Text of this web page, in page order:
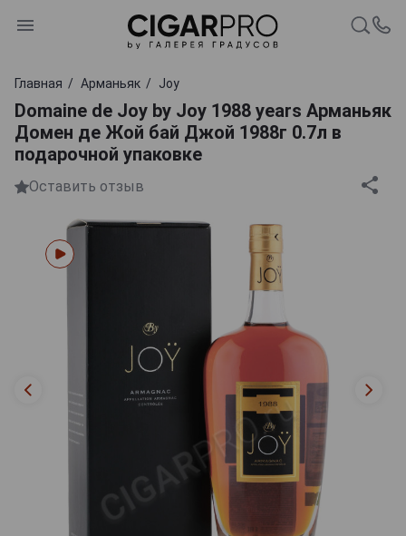
Главная Арманьяк Joy
Domaine de Joy by Joy 1988 years Арманьяк
Домен де Жой бай Джой 1988г 0.7л в
подарочной упаковке
Оставить отзыв